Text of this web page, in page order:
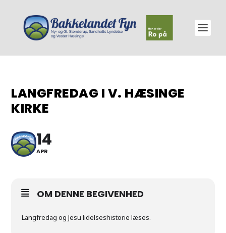
LANGFREDAG I V. HÆSINGE
KIRKE
14
APR
OM DENNE BEGIVENHED
Langfredag og Jesu lidelseshistorie læses.